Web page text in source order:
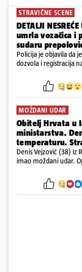
STRAVIČNE SCENE
DETALJI
umrla vozačica i
sudaru
Policija je objavila da
dozvola i registracija
MOŽDANI UDAR
Obitelj Hrvata u
ministarstva.
temperaturu.
Denis Vejzović (38) iz
imao moždani udar.
tamošnji liječnici ne